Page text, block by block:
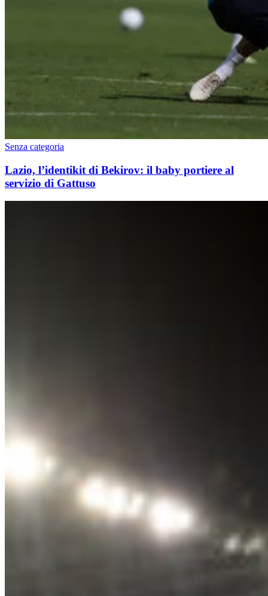
Senza categoria
Lazio, l’identikit di Bekirov: il baby portiere al
servizio di Gattuso